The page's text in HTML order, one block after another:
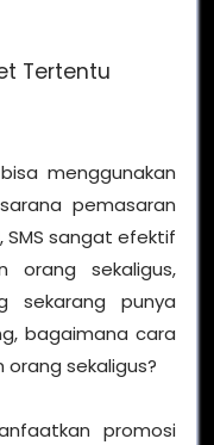
Tertentu
menggunakan
pemasaran
SMS sangat efektif
orang sekaligus,
sekarang punya
bagaimana cara
orang sekaligus?
promosi